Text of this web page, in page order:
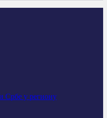
Србе у региону